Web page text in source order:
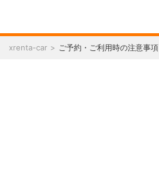
xrenta-car ご予約・ご利用時の注意事項